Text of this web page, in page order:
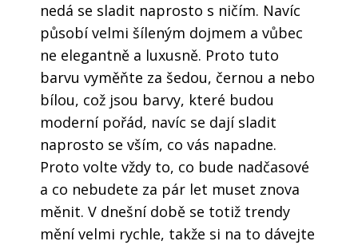
nedá se sladit naprosto s ničím. Navíc
působí velmi šíleným dojmem a vůbec
ne elegantně a luxusně. Proto tuto
barvu vyměňte za šedou, černou a nebo
bílou, což jsou barvy, které budou
moderní pořád, navíc se dají sladit
naprosto se vším, co vás napadne.
Proto volte vždy to, co bude nadčasové
a co nebudete za pár let muset znova
měnit. V dnešní době se totiž trendy
mění velmi rychle, takže si na to dávejte